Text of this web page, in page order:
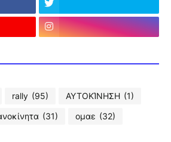
rally (95) ΑΥΤΟΚΊΝΗΣΗ (1)
(31) ομαε (32)